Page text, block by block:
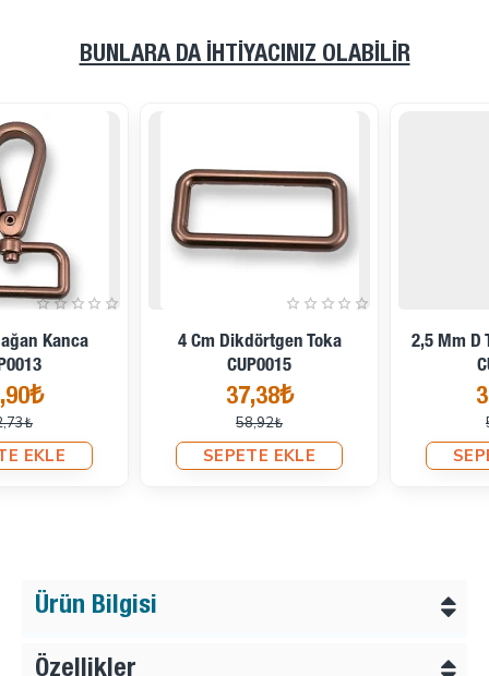
BUNLARA DA İHTIYACINIZ OLABILIR
İndirimde
2,5 Mm D Toka Ayar Tokası
SEPETE EKLE
İndirimde
24 Mm Anahtarlık Halkası
SEPETE EKLE
Ürün Bilgisi
Özellikler